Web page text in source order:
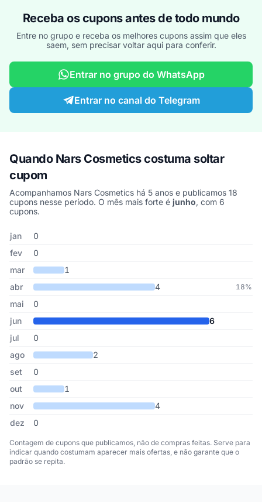
Receba os cupons antes de todo mundo
Entre no grupo e receba os melhores cupons assim que eles
saem, sem precisar voltar aqui para conferir.
Entrar no grupo do WhatsApp
Entrar no canal do Telegram
Quando Nars Cosmetics costuma soltar
cupom
Acompanhamos Nars Cosmetics há 5 anos e publicamos 18
cupons nesse período. O mês mais forte é junho, com 6
cupons.
Cupons de Nars Cosmetics publicados por mês, somando os
Mês Cupons publicados
jan
0
fev
0
mar
1
abr
4 18%
mai
0
jun
6
jul
0
ago
2
set
0
out
1
nov
4
dez
0
Contagem de cupons que publicamos, não de compras feitas. Serve para
indicar quando costumam aparecer mais ofertas, e não garante que o
padrão se repita.